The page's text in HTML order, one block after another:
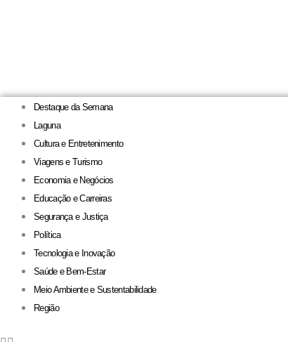
Destaque da Semana
Laguna
Cultura e Entretenimento
Viagens e Turismo
Economia e Negócios
Educação e Carreiras
Segurança e Justiça
Política
Tecnologia e Inovação
Saúde e Bem-Estar
Meio Ambiente e Sustentabilidade
Região